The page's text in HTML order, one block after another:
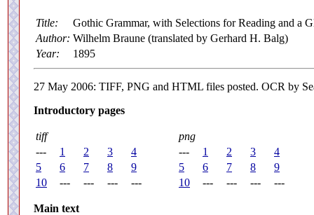
Title:
Gothic Grammar, with Selections for Reading and a
Author: Wilhelm Braune (translated by Gerhard H. Balg)
Year:
1895
27 May 2006: TIFF, PNG and HTML files posted. OCR by
Introductory pages
tiff
png
---
1 2 3 4 --- 1 2 3
4
5
6 7 8 9 5 6 7 8
9
10
--- --- --- --- 10 --- --- --- ---
Main text